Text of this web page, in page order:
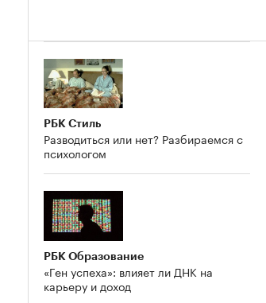
РБК Стиль
Разводиться или нет? Разбираемся с
психологом
РБК Образование
«Ген успеха»: влияет ли ДНК на
карьеру и доход